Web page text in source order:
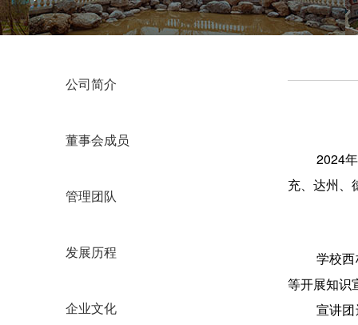
公司简介
董事会成员
管理团队
发展历程
企业文化
2024
充、达州、
学校
等开展知识
宣讲